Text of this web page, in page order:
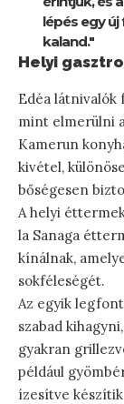
lépés egy
kaland."
Helyi
Edéa látnivalók
mint elmerülni
Kamerun
kivétel,
bőségesen
A helyi
la Sanaga
kínálnak,
sokféleségét.
Az egyik
szabad
gyakran
például
ízesítve